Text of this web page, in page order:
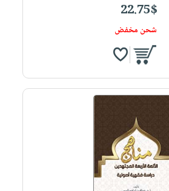
22.75$
شحن مخفض